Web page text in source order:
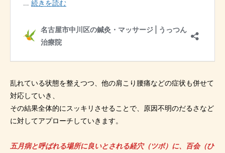
乱れている状態を整えつつ、他の肩こり腰痛などの症状も併せて
対応していき、
その結果全体的にスッキリさせることで、原因不明のだるさなど
に対してアプローチしていきます。
五月病と呼ばれる場所に良いとされる経穴（ツボ）に、百会（ひ